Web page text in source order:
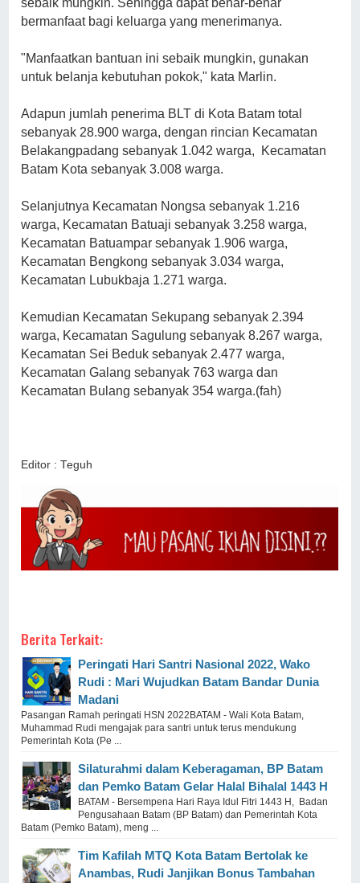
sebaik mungkin. Sehingga dapat benar-benar
bermanfaat bagi keluarga yang menerimanya.
"Manfaatkan bantuan ini sebaik mungkin, gunakan
untuk belanja kebutuhan pokok," kata Marlin.
Adapun jumlah penerima BLT di Kota Batam total
sebanyak 28.900 warga, dengan rincian Kecamatan
Belakangpadang sebanyak 1.042 warga, Kecamatan
Batam Kota sebanyak 3.008 warga.
Selanjutnya Kecamatan Nongsa sebanyak 1.216
warga, Kecamatan Batuaji sebanyak 3.258 warga,
Kecamatan Batuampar sebanyak 1.906 warga,
Kecamatan Bengkong sebanyak 3.034 warga,
Kecamatan Lubukbaja 1.271 warga.
Kemudian Kecamatan Sekupang sebanyak 2.394
warga, Kecamatan Sagulung sebanyak 8.267 warga,
Kecamatan Sei Beduk sebanyak 2.477 warga,
Kecamatan Galang sebanyak 763 warga dan
Kecamatan Bulang sebanyak 354 warga.(fah)
Editor : Teguh
Berita Terkait:
Peringati Hari Santri Nasional 2022, Wako
Rudi : Mari Wujudkan Batam Bandar Dunia
Madani
Pasangan Ramah peringati HSN 2022BATAM - Wali Kota Batam,
Muhammad Rudi mengajak para santri untuk terus mendukung
Pemerintah Kota (Pe ...
Silaturahmi dalam Keberagaman, BP Batam
dan Pemko Batam Gelar Halal Bihalal 1443 H
BATAM - Bersempena Hari Raya Idul Fitri 1443 H, Badan
Pengusahaan Batam (BP Batam) dan Pemerintah Kota
Batam (Pemko Batam), meng ...
Tim Kafilah MTQ Kota Batam Bertolak ke
Anambas, Rudi Janjikan Bonus Tambahan